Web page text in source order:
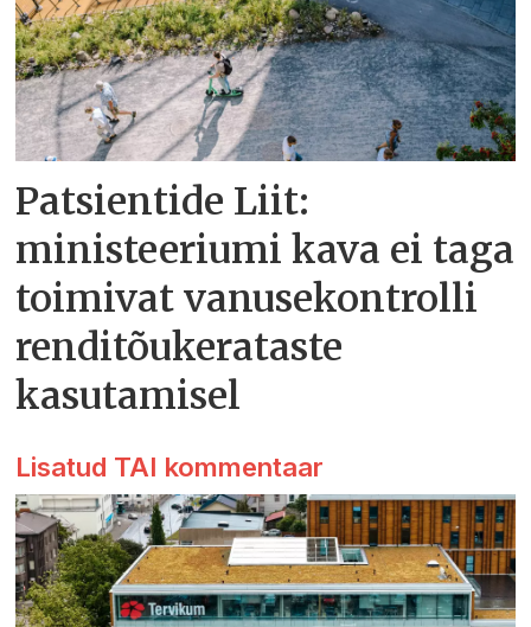
Patsientide Liit:
ministeeriumi kava ei taga
toimivat vanusekontrolli
renditõukerataste
kasutamisel
Lisatud TAI kommentaar